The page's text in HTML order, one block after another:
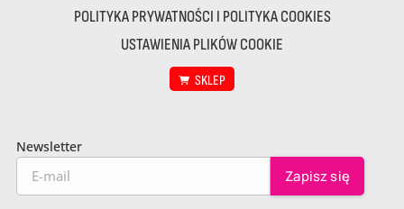
POLITYKA PRYWATNOŚCI I POLITYKA COOKIES
USTAWIENIA PLIKÓW COOKIE
SKLEP
Newsletter